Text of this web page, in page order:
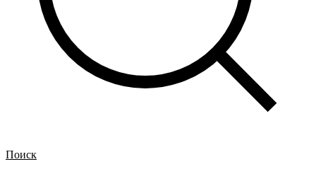
Поиск